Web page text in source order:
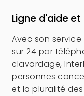
Ligne d'aide
Avec son
sur 24 par
clavardage,
personnes
et la pluralité